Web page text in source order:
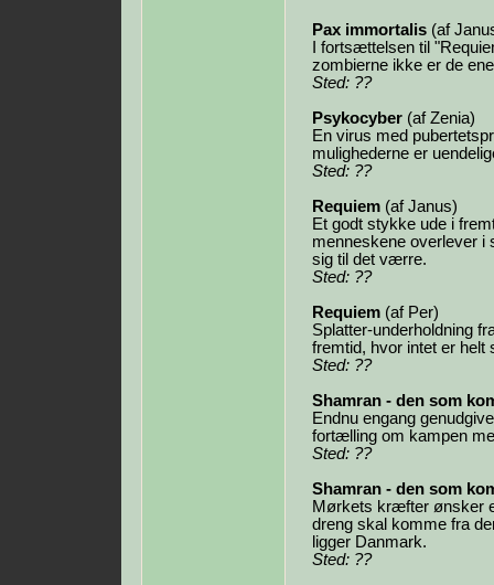
Pax immortalis (af
I fortsættelsen til
zombierne ikke er de
Sted: ??
Psykocyber (af Zenia)
En virus med
mulighederne er
Sted: ??
Requiem (af Janus)
Et godt stykke ude i
menneskene overlever
sig til det værre.
Sted: ??
Requiem (af Per)
Splatter-underholdning
fremtid, hvor intet er helt
Sted: ??
Shamran - den som
Endnu engang
fortælling om kampen
Sted: ??
Shamran - den som
Mørkets kræfter ønsker
dreng skal komme fra
ligger Danmark.
Sted: ??